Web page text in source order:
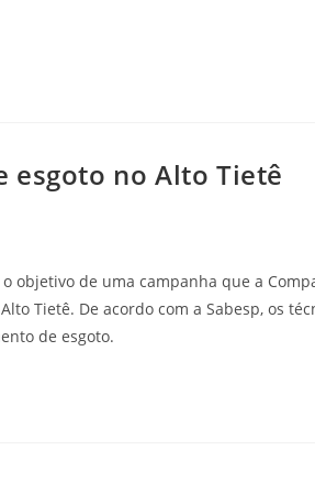
esgoto no Alto Tietê
objetivo de uma campanha que a
Tietê. De acordo com a Sabesp, os
de esgoto.